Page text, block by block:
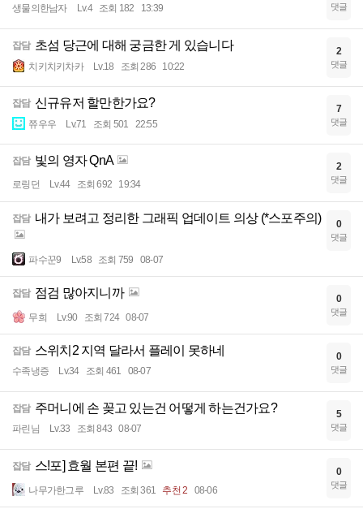
생물의한남자 Lv.4 조회 182 13:39 댓글
잡담 초섬 당근에 대해 궁금한 게 있습니다
치키치키차카 Lv.18 조회 286 10:22
2
댓글
잡담 신규유저 할만한가요?
쮸우우 Lv.71 조회 501 22:55
7
댓글
잡담 빛의 영자 QnA
로링던 Lv.44 조회 692 19:34
2
댓글
잡담 내가 보려고 정리한 그래픽 업데이트 의상 (*스포주의)
파수꾼9 Lv.58 조회 759 08-07
0
댓글
잡담 점검 많아지니까
무희 Lv.90 조회 724 08-07
0
댓글
잡담 스위치2 지역 달라서 플레이 못하네
수족냉증 Lv.34 조회 461 08-07
0
댓글
잡담 주머니에 손 꽂고 있는건 어떻게 하는건가요?
파린님 Lv.33 조회 843 08-07
5
댓글
잡담 스!포] 효월 본편 끝!
나무가한그루 Lv.83 조회 361 추천 2 08-06
0
댓글